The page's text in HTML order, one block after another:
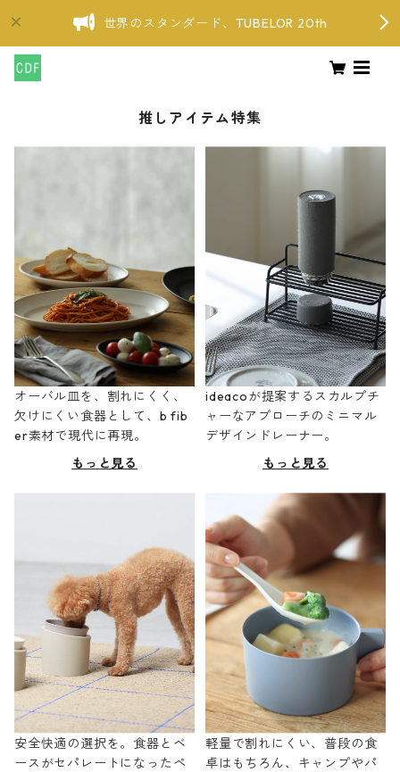
世界のスタンダード、TUBELOR 20th
推しアイテム特集
オーバル皿を、割れにくく、
欠けにくい食器として、b fib
er素材で現代に再現。
もっと見る
ideacoが提案するスカルプチ
ャーなアプローチのミニマル
デザインドレーナー。
もっと見る
安全快適の選択を。食器とベ
ースがセパレートになったペ
軽量で割れにくい、普段の食
卓はもちろん、キャンプやパ